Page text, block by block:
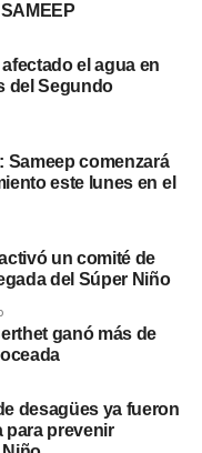
el agua en
del Segundo
comenzará
este lunes en el
un comité de
del Súper Niño
ganó más de
desagües ya fueron
para prevenir